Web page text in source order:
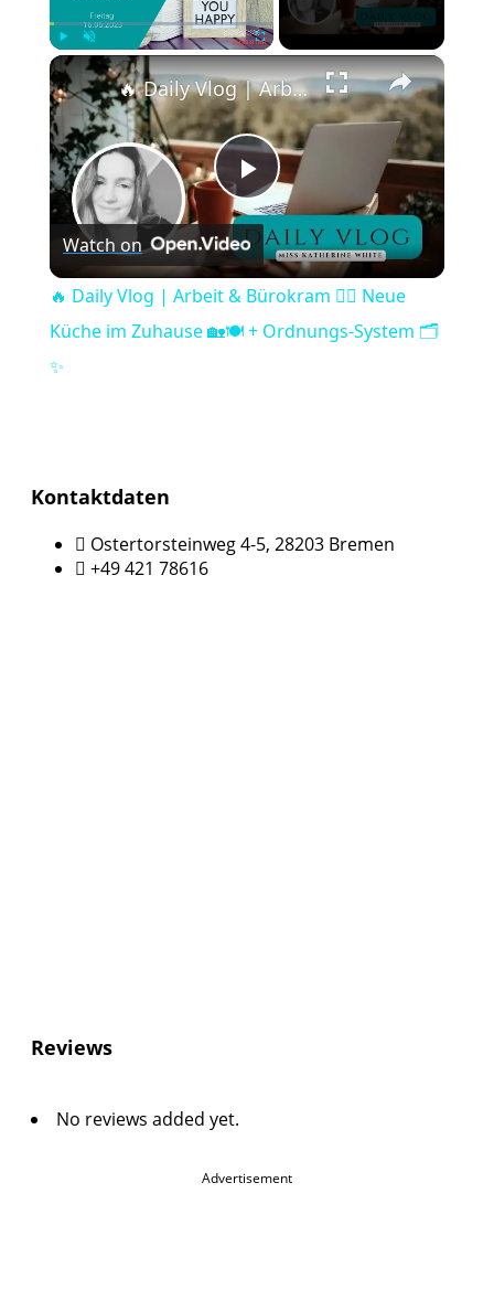
Play Unmute ×
Play
Video
🔥 Daily Vlog | Arbeit & Bürokram 😵‍💫 Neue Küche im Zuhause 🏡🍽️ + Ordnungs-System 🗂️✨
Watch on
🔥 Daily Vlog | Arbeit & Bürokram 😵‍💫 Neue
Küche im Zuhause 🏡🍽️ + Ordnungs-System 🗂️
✨
Kontaktdaten
Ostertorsteinweg 4-5, 28203 Bremen
+49 421 78616
Reviews
No reviews added yet.